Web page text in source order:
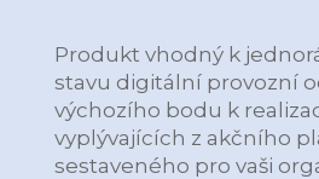
Produkt vhodný k
stavu digitální provozní
výchozího bodu k
vyplývajících z akčního
sestaveného pro vaši